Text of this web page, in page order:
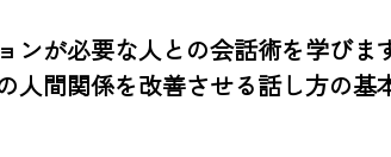
ンが必要な人との会話術を学びま
人間関係を改善させる話し方の基